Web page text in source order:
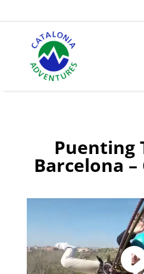
Puenting
Barcelona